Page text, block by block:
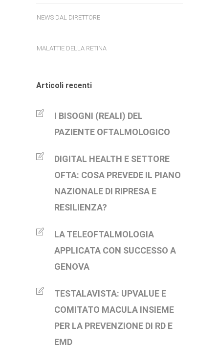
NEWS DAL DIRETTORE
MALATTIE DELLA RETINA
Articoli recenti
I BISOGNI (REALI) DEL
PAZIENTE OFTALMOLOGICO
DIGITAL HEALTH E SETTORE
OFTA: COSA PREVEDE IL PIANO
NAZIONALE DI RIPRESA E
RESILIENZA?
LA TELEOFTALMOLOGIA
APPLICATA CON SUCCESSO A
GENOVA
TESTALAVISTA: UPVALUE E
COMITATO MACULA INSIEME
PER LA PREVENZIONE DI RD E
EMD